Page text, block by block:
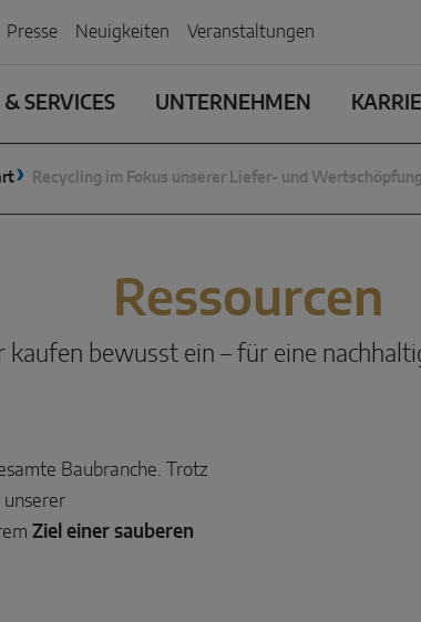
Presse Neuigkeiten Veranstaltungen
SERVICES UNTERNEHMEN
Recycling im Fokus unserer Liefer- und
Ressourcen
kaufen bewusst ein – für eine
Baubranche. Trotz
Ziel einer sauberen